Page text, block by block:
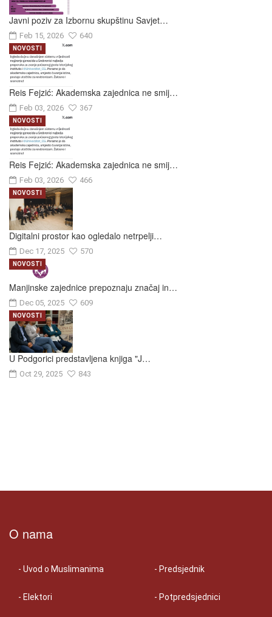
Javni poziv za Izbornu skupštinu Savjet…
Feb 15, 2026 640
Reis Fejzić: Akademska zajednica ne smij…
Feb 03, 2026 367
NOVOSTI
Reis Fejzić: Akademska zajednica ne smij…
Feb 03, 2026 466
NOVOSTI
Digitalni prostor kao ogledalo netrpelji…
Dec 17, 2025 570
NOVOSTI
Manjinske zajednice prepoznaju značaj in…
Dec 05, 2025 609
NOVOSTI
U Podgorici predstavljena knjiga "J…
Oct 29, 2025 843
NOVOSTI
O nama
- Uvod o Muslimanima
- Elektori
- Predsjednik
- Potpredsjednici